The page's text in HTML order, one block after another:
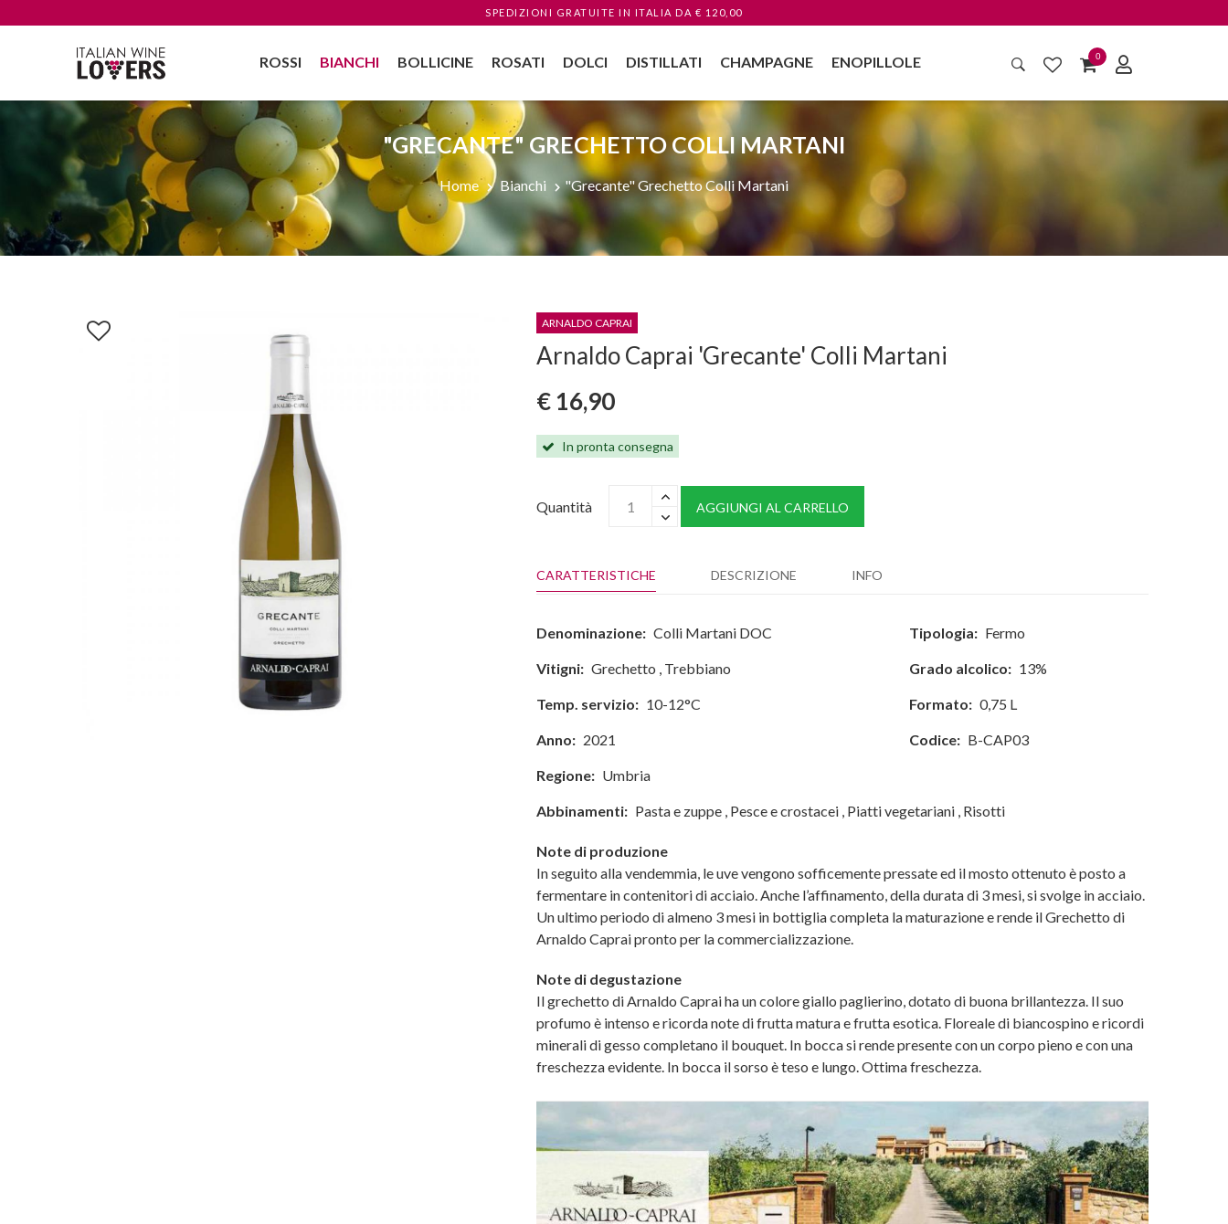
SPEDIZIONI GRATUITE IN ITALIA DA € 120,00
ROSSI BIANCHI BOLLICINE ROSATI DOLCI DISTILLATI CHAMPAGNE ENOPILLOLE 0
"GRECANTE" GRECHETTO COLLI MARTANI
Home Bianchi "Grecante" Grechetto Colli Martani
ARNALDO CAPRAI
Arnaldo Caprai 'Grecante' Colli Martani
€ 16,90
In pronta consegna
Quantità AGGIUNGI AL CARRELLO
CARATTERISTICHE DESCRIZIONE INFO
Denominazione: Colli Martani DOC
Vitigni: Grechetto , Trebbiano
Temp. servizio: 10-12°C
Anno: 2021
Regione: Umbria
Tipologia: Fermo
Grado alcolico: 13%
Formato: 0,75 L
Codice: B-CAP03
Abbinamenti: Pasta e zuppe , Pesce e crostacei , Piatti vegetariani , Risotti
Note di produzione
In seguito alla vendemmia, le uve vengono sofficemente pressate ed il mosto ottenuto è posto a
fermentare in contenitori di acciaio. Anche l’affinamento, della durata di 3 mesi, si svolge in acciaio.
Un ultimo periodo di almeno 3 mesi in bottiglia completa la maturazione e rende il Grechetto di
Arnaldo Caprai pronto per la commercializzazione.
Note di degustazione
Il grechetto di Arnaldo Caprai ha un colore giallo paglierino, dotato di buona brillantezza. Il suo
profumo è intenso e ricorda note di frutta matura e frutta esotica. Floreale di biancospino e ricordi
minerali di gesso completano il bouquet. In bocca si rende presente con un corpo pieno e con una
freschezza evidente. In bocca il sorso è teso e lungo. Ottima freschezza.